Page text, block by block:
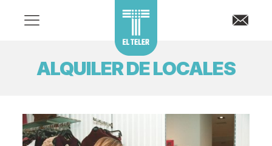
ALQUILER DE LOCALES